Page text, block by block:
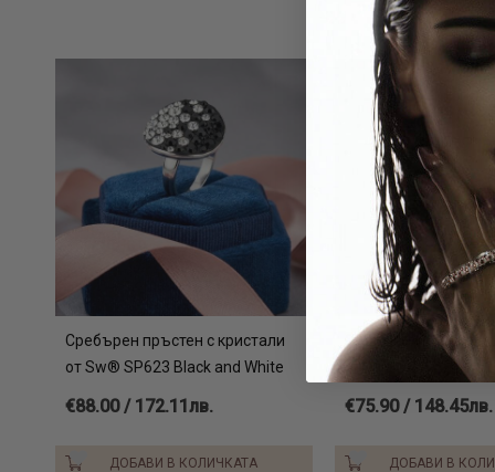
Сребърен пръстен с кристали
от Sw® SP623 Black and White
€88.00 / 172.11лв.
ДОБАВИ В КОЛИЧКАТА
Сребърен пръстен с
от Sw® SP667 AB
€75.90 / 148.45лв.
ДОБАВИ В